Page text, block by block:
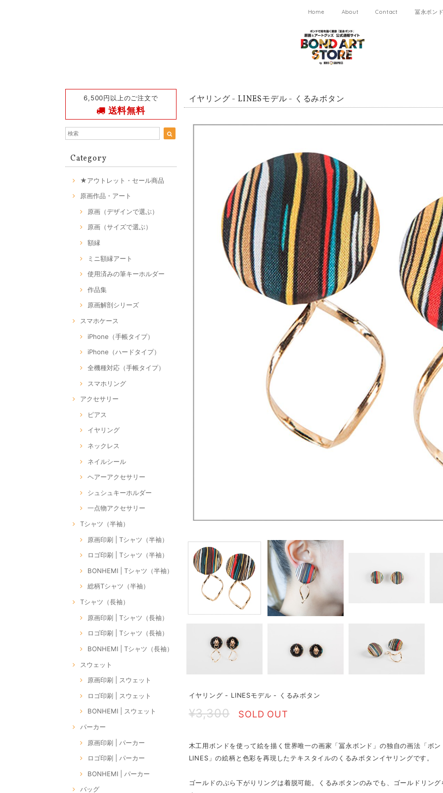
Home About Contact 冨永ボン
6,500円以上のご注文で
送料無料
Category
★アウトレット・セール商品
原画作品・アート
原画（デザインで選ぶ）
原画（サイズで選ぶ）
額縁
ミニ額縁アート
使用済みの筆キーホルダー
作品集
原画解剖シリーズ
スマホケース
iPhone（手帳タイプ）
iPhone（ハードタイプ）
全機種対応（手帳タイプ）
スマホリング
アクセサリー
ピアス
イヤリング
ネックレス
ネイルシール
ヘアーアクセサリー
シュシュキーホルダー
一点物アクセサリー
Tシャツ（半袖）
原画印刷 | Tシャツ（半袖）
ロゴ印刷 | Tシャツ（半袖）
BONHEMI | Tシャツ（半袖）
総柄Tシャツ（半袖）
Tシャツ（長袖）
原画印刷 | Tシャツ（長袖）
ロゴ印刷 | Tシャツ（長袖）
BONHEMI | Tシャツ（長袖）
スウェット
原画印刷 | スウェット
ロゴ印刷 | スウェット
BONHEMI | スウェット
パーカー
原画印刷 | パーカー
ロゴ印刷 | パーカー
BONHEMI | パーカー
バッグ
イヤリング - LINESモデル - くるみボタン
イヤリング - LINESモデル - くるみボタン
¥3,300 SOLD OUT
木工用ボンドを使って絵を描く世界唯一の画家「冨永ボンド」の独自の画法「ボ
LINES」の絵柄と色彩を再現したテキスタイルのくるみボタンイヤリングです。
ゴールドのぶら下がりリングは着脱可能。くるみボタンのみでも、ゴールドリン